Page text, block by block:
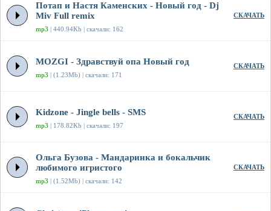
Потап и Настя Каменских - Новый год - Dj
Miv Full remix
mp3 | 440.94Kb | скачали: 162
СКАЧАТЬ
MOZGI - Здравствуй опа Новый год
mp3 | (1.23Mb) | скачали: 171
СКАЧАТЬ
Kidzone - Jingle bells - SMS
mp3 | 178.82Kb | скачали: 197
СКАЧАТЬ
Ольга Бузова - Мандаринка и бокальчик
любимого игристого
mp3 | (1.52Mb) | скачали: 142
СКАЧАТЬ